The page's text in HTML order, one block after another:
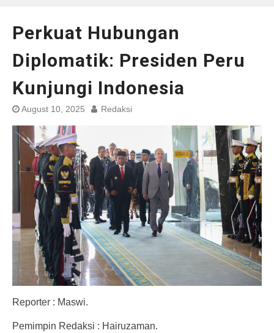
Perkuat Hubungan
Diplomatik: Presiden Peru
Kunjungi Indonesia
August 10, 2025 Redaksi
Reporter : Maswi.
Pemimpin Redaksi : Hairuzaman.